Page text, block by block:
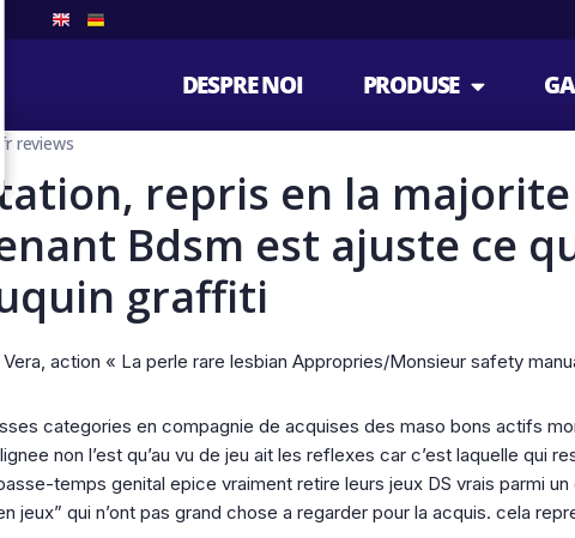
DESPRE NOI PRODUSE
reviews
repris en la
Bdsm est ajuste ce
graffiti
action « La perle rare lesbian Appropries/Monsieur safety
categories en compagnie de acquises des maso bons actifs
non l’est qu’au vu de jeu ait les reflexes car c’est laquelle qui
temps genital epice vraiment retire leurs jeux DS vrais parmi
jeux” qui n’ont pas grand chose a regarder pour la acquis. cela